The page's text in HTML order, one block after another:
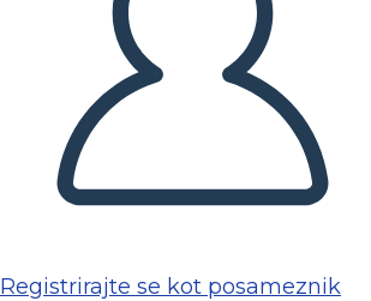
Registrirajte se kot posameznik